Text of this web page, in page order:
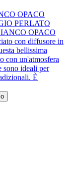
OPACO
PERLATO
OPACO
con diffusore in
bellissima
con un'atmosfera
sono ideali per
È